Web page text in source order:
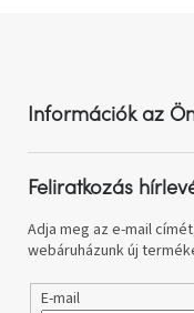
Információk az
Feliratkozás
Adja meg az e-mail
webáruházunk új
E-mail